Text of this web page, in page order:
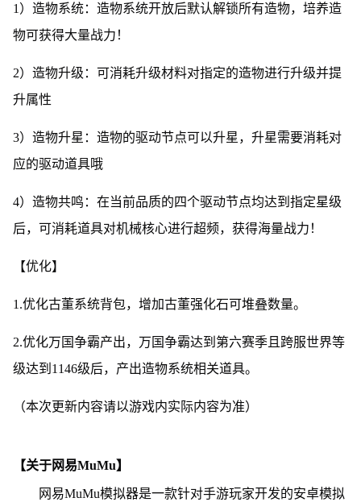
1）造物系统：造物系统开放后默认解锁所有造物，培养造
物可获得大量战力！
2）造物升级：可消耗升级材料对指定的造物进行升级并提
升属性
3）造物升星：造物的驱动节点可以升星，升星需要消耗对
应的驱动道具哦
4）造物共鸣：在当前品质的四个驱动节点均达到指定星级
后，可消耗道具对机械核心进行超频，获得海量战力！
【优化】
1.优化古董系统背包，增加古董强化石可堆叠数量。
2.优化万国争霸产出，万国争霸达到第六赛季且跨服世界等
级达到1146级后，产出造物系统相关道具。
（本次更新内容请以游戏内实际内容为准）
【关于网易MuMu】
网易MuMu模拟器是一款针对手游玩家开发的安卓模拟